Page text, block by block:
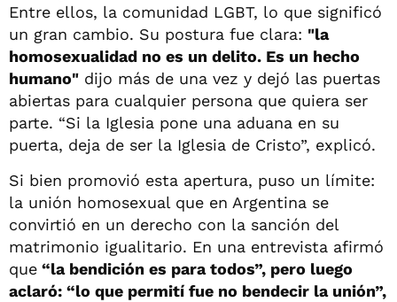
Entre ellos, la comunidad LGBT, lo que significó
un gran cambio. Su postura fue clara: "la
homosexualidad no es un delito. Es un hecho
humano" dijo más de una vez y dejó las puertas
abiertas para cualquier persona que quiera ser
parte. “Si la Iglesia pone una aduana en su
puerta, deja de ser la Iglesia de Cristo”, explicó.
Si bien promovió esta apertura, puso un límite:
la unión homosexual que en Argentina se
convirtió en un derecho con la sanción del
matrimonio igualitario. En una entrevista afirmó
que “la bendición es para todos”, pero luego
aclaró: “lo que permití fue no bendecir la unión”,